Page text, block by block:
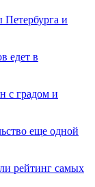
Петербурга и
едет в
с градом и
еще одной
рейтинг самых